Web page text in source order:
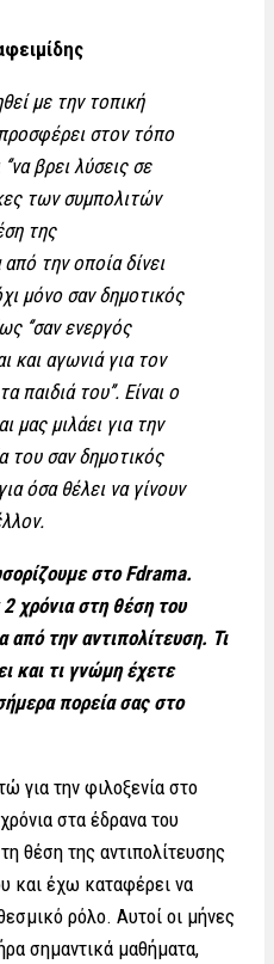
με την τοπική
στον τόπο
βρει λύσεις σε
των συμπολιτών
της
την οποία δίνει
μόνο σαν δημοτικός
‘’σαν ενεργός
και αγωνιά για τον
παιδιά του’’. Είναι ο
μας μιλάει για την
του σαν δημοτικός
όσα θέλει να γίνουν
στο Fdrama.
χρόνια στη θέση του
την αντιπολίτευση. Τι
και τι γνώμη έχετε
πορεία σας στο
για την φιλοξενία στο
στα έδρανα του
θέση της αντιπολίτευσης
και έχω καταφέρει να
ρόλο. Αυτοί οι μήνες
σημαντικά μαθήματα,